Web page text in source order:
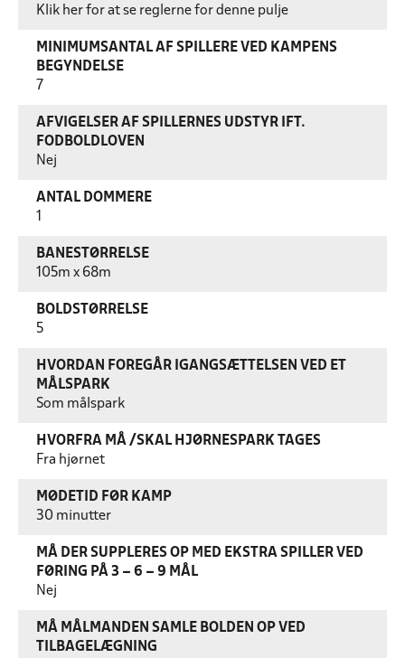
Klik her for at se reglerne for denne pulje
MINIMUMSANTAL AF SPILLERE VED KAMPENS
BEGYNDELSE
7
AFVIGELSER AF SPILLERNES UDSTYR IFT.
FODBOLDLOVEN
Nej
ANTAL DOMMERE
BANESTØRRELSE
105m x 68m
BOLDSTØRRELSE
5
HVORDAN FOREGÅR IGANGSÆTTELSEN VED ET
MÅLSPARK
Som målspark
HVORFRA MÅ /SKAL HJØRNESPARK TAGES
Fra hjørnet
MØDETID FØR KAMP
30 minutter
MÅ DER SUPPLERES OP MED EKSTRA SPILLER VED
FØRING PÅ 3 – 6 – 9 MÅL
Nej
MÅ MÅLMANDEN SAMLE BOLDEN OP VED
TILBAGELÆGNING